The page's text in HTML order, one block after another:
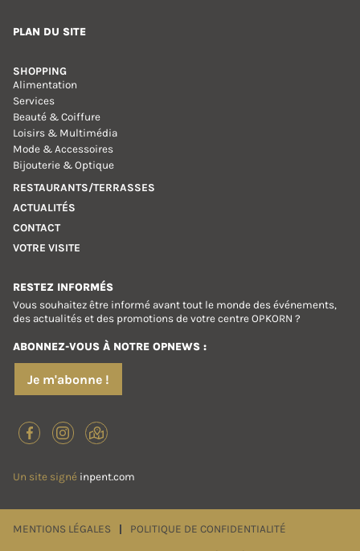
PLAN DU SITE
SHOPPING
Alimentation
Services
Beauté & Coiffure
Loisirs & Multimédia
Mode & Accessoires
Bijouterie & Optique
RESTAURANTS/TERRASSES
ACTUALITÉS
CONTACT
VOTRE VISITE
RESTEZ INFORMÉS
Vous souhaitez être informé avant tout le monde des événements,
des actualités et des promotions de votre centre OPKORN ?
ABONNEZ-VOUS À NOTRE OPNEWS :
Je m'abonne !
Un site signé inpent.com
MENTIONS LÉGALES POLITIQUE DE CONFIDENTIALITÉ